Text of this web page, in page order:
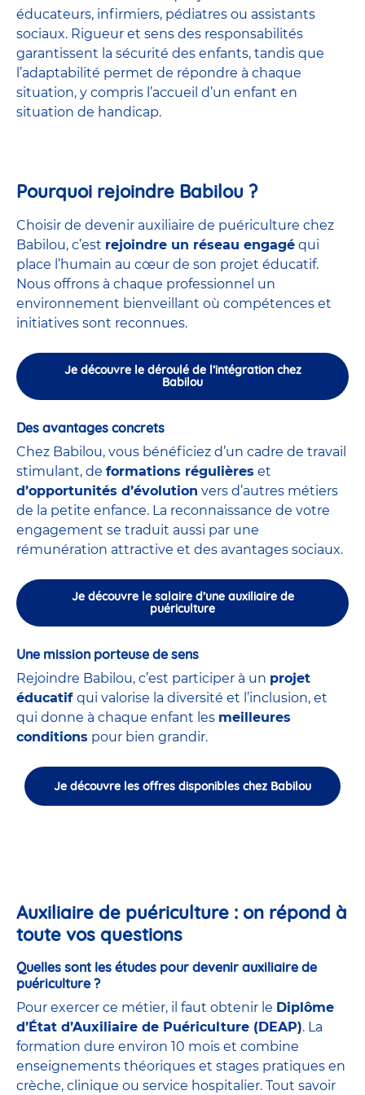
éducateurs, infirmiers, pédiatres ou assistants
sociaux. Rigueur et sens des responsabilités
garantissent la sécurité des enfants, tandis que
l’adaptabilité permet de répondre à chaque
situation, y compris l’accueil d’un enfant en
situation de handicap.
Pourquoi rejoindre Babilou ?
Choisir de devenir auxiliaire de puériculture chez
Babilou, c’est rejoindre un réseau engagé qui
place l’humain au cœur de son projet éducatif.
Nous offrons à chaque professionnel un
environnement bienveillant où compétences et
initiatives sont reconnues.
Je découvre le déroulé de l’intégration chez
Babilou
Des avantages concrets
Chez Babilou, vous bénéficiez d’un cadre de travail
stimulant, de formations régulières et
d’opportunités d’évolution vers d’autres métiers
de la petite enfance. La reconnaissance de votre
engagement se traduit aussi par une
rémunération attractive et des avantages sociaux.
Je découvre le salaire d’une auxiliaire de
puériculture
Une mission porteuse de sens
Rejoindre Babilou, c’est participer à un projet
éducatif qui valorise la diversité et l’inclusion, et
qui donne à chaque enfant les meilleures
conditions pour bien grandir.
Je découvre les offres disponibles chez Babilou
Auxiliaire de puériculture : on répond à
toute vos questions
Quelles sont les études pour devenir auxiliaire de
puériculture ?
Pour exercer ce métier, il faut obtenir le Diplôme
d’État d’Auxiliaire de Puériculture (DEAP). La
formation dure environ 10 mois et combine
enseignements théoriques et stages pratiques en
crèche, clinique ou service hospitalier. Tout savoir